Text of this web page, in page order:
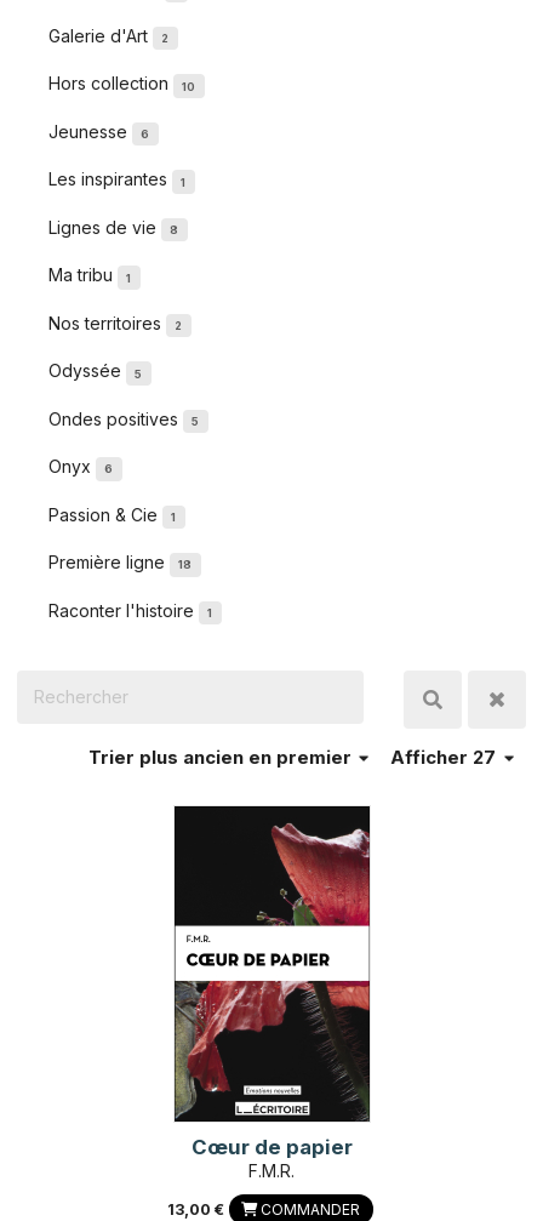
Galerie d'Art 2
Hors collection 10
Jeunesse 6
Les inspirantes 1
Lignes de vie 8
Ma tribu 1
Nos territoires 2
Odyssée 5
Ondes positives 5
Onyx 6
Passion & Cie 1
Première ligne 18
Raconter l'histoire 1
Afficher 27
Trier plus ancien en premier
Cœur de papier
F.M.R.
13,00 € COMMANDER